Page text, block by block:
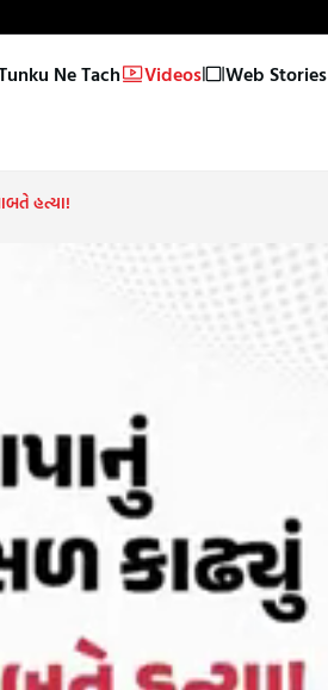
Ne Tach Videos Web Stories
હત્યા!